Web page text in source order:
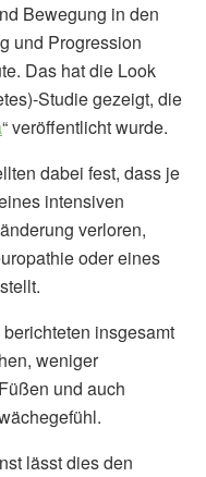
Bewegung in den
und Progression
Das hat die Look
Studie gezeigt, die
“ veröffentlicht wurde.
dabei fest, dass je
intensiven
verloren,
oder eines
insgesamt
weniger
und auch
lässt dies den